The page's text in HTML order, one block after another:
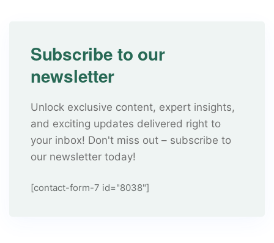
Subscribe to our
newsletter
Unlock exclusive content, expert insights,
and exciting updates delivered right to
your inbox! Don't miss out – subscribe to
our newsletter today!
[contact-form-7 id="8038"]